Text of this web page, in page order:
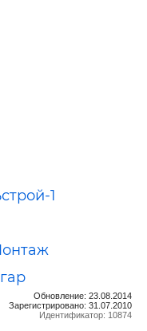
1
Обновление: 23.08.2014
Зарегистрировано: 31.07.2010
Идентификатор: 10874